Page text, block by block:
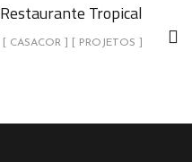
Restaurante Tropical
[ CASACOR ] [ PROJETOS ]